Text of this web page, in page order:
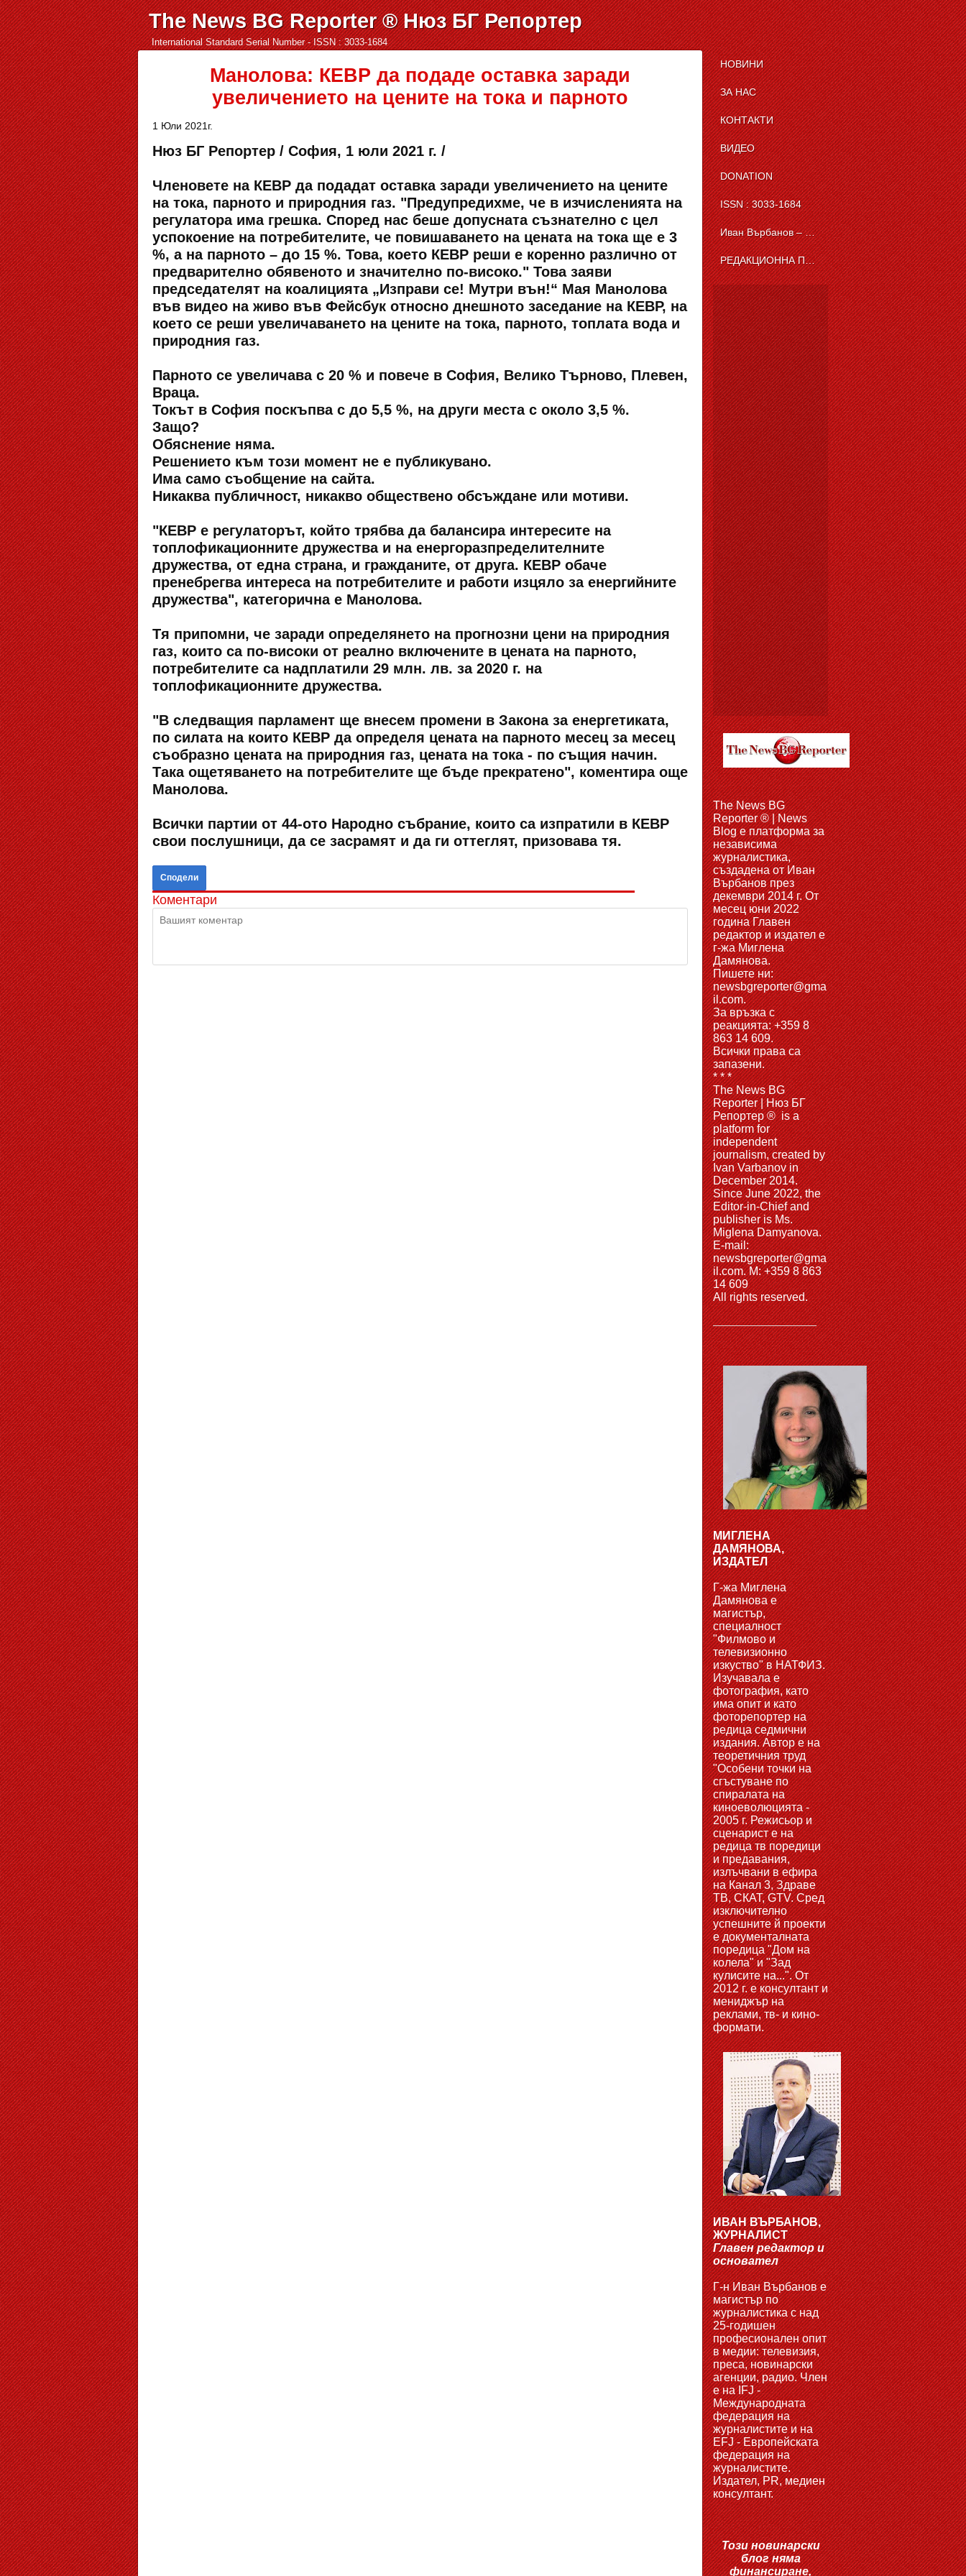
International Standard Serial Number - ISSN : 3033-1684
The News BG Reporter ® Нюз БГ Репортер
Манолова: КЕВР да подаде оставка заради
увеличението на цените на тока и парното
1 Юли 2021г.
Нюз БГ Репортер / София, 1 юли 2021 г. /
Членовете на КЕВР да подадат оставка заради увеличението на цените
на тока, парното и природния газ. "Предупредихме, че в изчисленията на
регулатора има грешка. Според нас беше допусната съзнателно с цел
успокоение на потребителите, че повишаването на цената на тока ще е 3
%, а на парното – до 15 %. Това, което КЕВР реши е коренно различно от
предварително обявеното и значително по-високо." Това заяви
председателят на коалицията „Изправи се! Мутри вън!“ Мая Манолова
във видео на живо във Фейсбук относно днешното заседание на КЕВР, на
което се реши увеличаването на цените на тока, парното, топлата вода и
природния газ.
Парното се увеличава с 20 % и повече в София, Велико Търново, Плевен,
Враца.
Токът в София поскъпва с до 5,5 %, на други места с около 3,5 %.
Защо?
Обяснение няма.
Решението към този момент не е публикувано.
Има само съобщение на сайта.
Никаква публичност, никакво обществено обсъждане или мотиви.
"КЕВР е регулаторът, който трябва да балансира интересите на
топлофикационните дружества и на енергоразпределителните
дружества, от една страна, и гражданите, от друга. КЕВР обаче
пренебрегва интереса на потребителите и работи изцяло за енергийните
дружества", категорична е Манолова.
Тя припомни, че заради определянето на прогнозни цени на природния
газ, които са по-високи от реално включените в цената на парното,
потребителите са надплатили 29 млн. лв. за 2020 г. на
топлофикационните дружества.
"В следващия парламент ще внесем промени в Закона за енергетиката,
по силата на които КЕВР да определя цената на парното месец за месец
съобразно цената на природния газ, цената на тока - по същия начин.
Така ощетяването на потребителите ще бъде прекратено", коментира още
Манолова.
Всички партии от 44-ото Народно събрание, които са изпратили в КЕВР
свои послушници, да се засрамят и да ги оттеглят, призовава тя.
Сподели
Коментари
НОВИНИ
ЗА НАС
КОНТАКТИ
ВИДЕО
DONATION
ISSN : 3033-1684
Иван Върбанов – журналист | The News BG Reporter
РЕДАКЦИОННА ПОЛИТИКА НА THE NEWS BG REPORTER
The News BG
Reporter ® | News
Blog e платформа за
независима
журналистика,
създадена от Иван
Върбанов през
декември 2014 г. От
месец юни 2022
година Главен
редактор и издател е
г-жа Миглена
Дамянова.
Пишете ни:
newsbgreporter@gma
il.com.
За връзка с
реакцията: +359 8
863 14 609.
Всички права са
запазени.
* * *
The News BG
Reporter | Нюз БГ
Репортер ® is a
platform for
independent
journalism, created by
Ivan Varbanov in
December 2014.
Since June 2022, the
Editor-in-Chief and
publisher is Ms.
Miglena Damyanova.
Е-mail:
newsbgreporter@gma
il.com. M: +359 8 863
14 609
All rights reserved.
МИГЛЕНА
ДАМЯНОВА,
ИЗДАТЕЛ
Г-жа Миглена
Дамянова е
магистър,
специалност
"Филмово и
телевизионно
изкуство" в НАТФИЗ.
Изучавала е
фотография, като
има опит и като
фоторепортер на
редица седмични
издания. Автор е на
теоретичния труд
"Особени точки на
сгъстуване по
спиралата на
киноеволюцията -
2005 г. Режисьор и
сценарист е на
редица тв поредици
и предавания,
излъчвани в ефира
на Канал 3, Здраве
ТВ, СКАТ, GTV. Сред
изключително
успешните й проекти
е документалната
поредица "Дом на
колела" и "Зад
кулисите на...". От
2012 г. е консултант и
мениджър на
реклами, тв- и кино-
формати.
ИВАН ВЪРБАНОВ,
ЖУРНАЛИСТ
Главен редактор и
основател
Г-н Иван Върбанов е
магистър по
журналистика с над
25-годишен
професионален опит
в медии: телевизия,
преса, новинарски
агенции, радио. Член
е на IFJ -
Международната
федерация на
журналистите и на
EFJ - Европейската
федерация на
журналистите.
Издател, PR, медиен
консултант.
Този новинарски
блог няма
финансиране,